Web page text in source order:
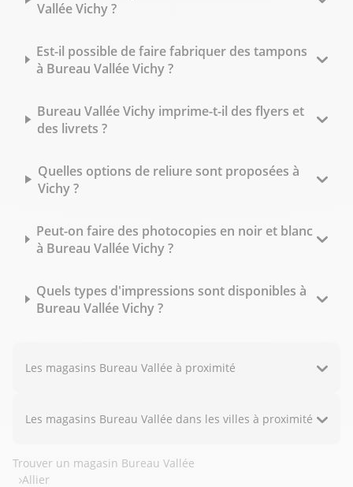
Vallée Vichy ?
Est-il possible de faire fabriquer des tampons
à Bureau Vallée Vichy ?
Bureau Vallée Vichy imprime-t-il des flyers et
des livrets ?
Quelles options de reliure sont proposées à
Vichy ?
Peut-on faire des photocopies en noir et blanc
à Bureau Vallée Vichy ?
Quels types d'impressions sont disponibles à
Bureau Vallée Vichy ?
Les magasins Bureau Vallée à proximité
Les magasins Bureau Vallée dans les villes à proximité
Trouver un magasin Bureau Vallée
Allier